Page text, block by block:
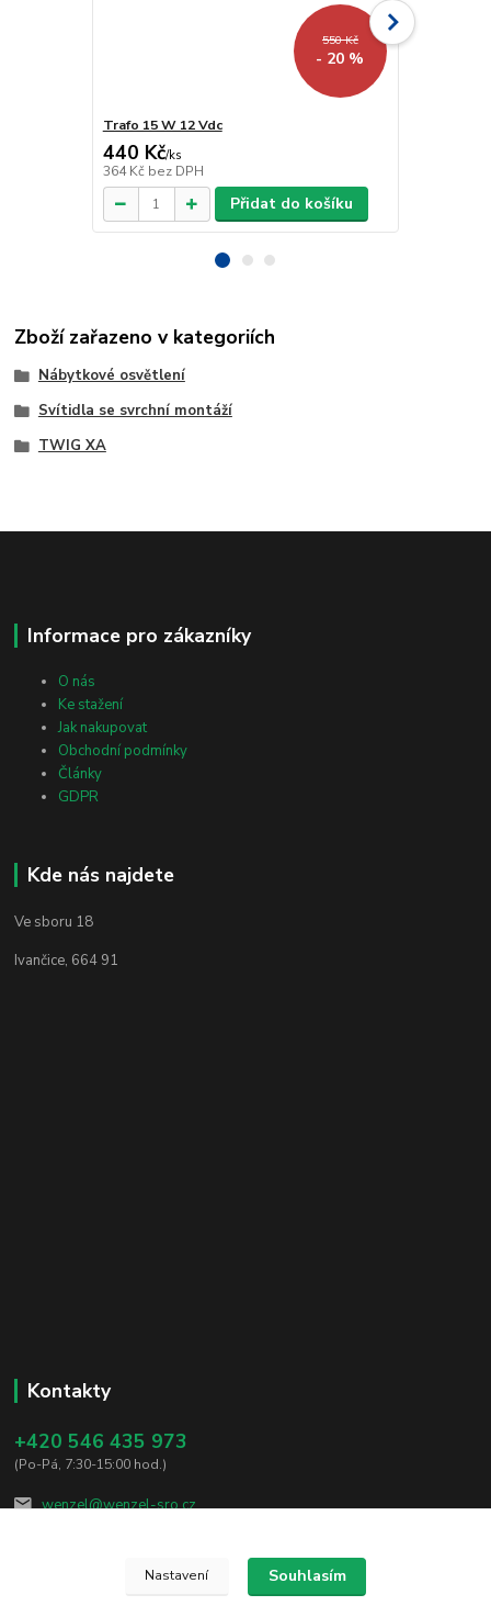
550 Kč
- 20 %
Trafo 15 W 12 Vdc
440 Kč/ks
364 Kč bez DPH
Přidat do košíku
Zboží zařazeno v kategoriích
Nábytkové osvětlení
Svítidla se svrchní montáží
TWIG XA
Informace pro zákazníky
O nás
Ke stažení
Jak nakupovat
Obchodní podmínky
Články
GDPR
Kde nás najdete
Ve sboru 18
Ivančice, 664 91
Kontakty
+420 546 435 973
(Po-Pá, 7:30-15:00 hod.)
wenzel@wenzel-sro.cz
Nastavení Souhlasím